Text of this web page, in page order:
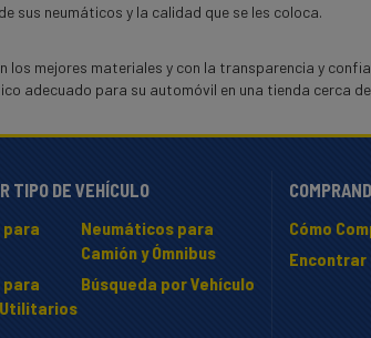
sus neumáticos y la calidad que se les coloca.
mejores materiales y con la transparencia y
adecuado para su automóvil en una tienda cerca
TIPO DE VEHÍCULO
para
para
Neumáticos para
Camión y Ómnibus
Búsqueda por Vehículo
Cómo
Encontrar